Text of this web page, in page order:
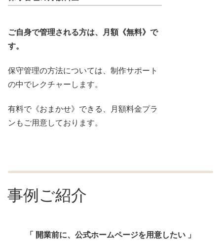
ご自身で管理される方は、月額《無料》で
す。
保守管理の方法については、制作サポート
の中でレクチャーします。
有料で《おまかせ》できる、月額料金プラ
ンもご用意しております。
事例ご紹介
「 開業前に、公式ホームページを用意したい 」